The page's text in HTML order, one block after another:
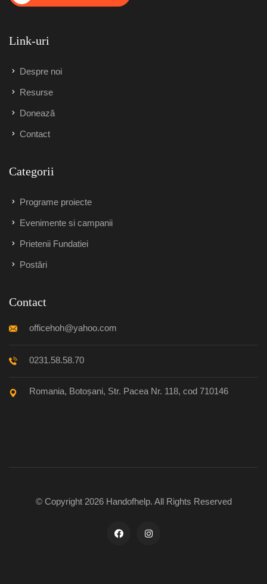
Link-uri
Despre noi
Resurse
Donează
Contact
Categorii
Programe proiecte
Evenimente si campanii
Prietenii Fundatiei
Postări
Contact
officehoh@yahoo.com
0231.58.58.70
Romania, Botoșani, Str. Pacea Nr. 118, cod 710146
© Copyright 2026 Handofhelp. All Rights Reserved